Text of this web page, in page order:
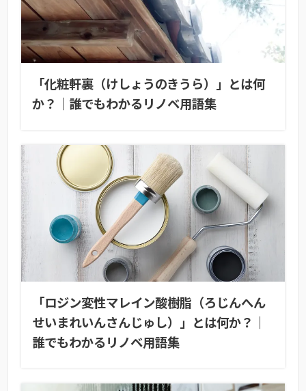
「化粧軒裏（けしょうのきうら）」とは何
か？｜誰でもわかるリノベ用語集
「ロジン変性マレイン酸樹脂（ろじんへん
せいまれいんさんじゅし）」とは何か？｜
誰でもわかるリノベ用語集